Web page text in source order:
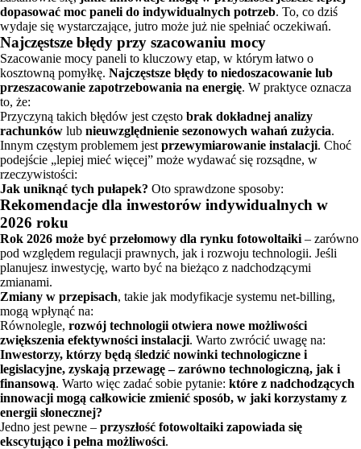
dopasować moc paneli do indywidualnych potrzeb. To, co dziś
wydaje się wystarczające, jutro może już nie spełniać oczekiwań.
Najczęstsze błędy przy szacowaniu mocy
Szacowanie mocy paneli to kluczowy etap, w którym łatwo o
kosztowną pomyłkę. Najczęstsze błędy to niedoszacowanie lub
przeszacowanie zapotrzebowania na energię. W praktyce oznacza
to, że:
Przyczyną takich błędów jest często brak dokładnej analizy
rachunków lub nieuwzględnienie sezonowych wahań zużycia.
Innym częstym problemem jest przewymiarowanie instalacji. Choć
podejście „lepiej mieć więcej” może wydawać się rozsądne, w
rzeczywistości:
Jak uniknąć tych pułapek? Oto sprawdzone sposoby:
Rekomendacje dla inwestorów indywidualnych w
2026 roku
Rok 2026 może być przełomowy dla rynku fotowoltaiki – zarówno
pod względem regulacji prawnych, jak i rozwoju technologii. Jeśli
planujesz inwestycję, warto być na bieżąco z nadchodzącymi
zmianami.
Zmiany w przepisach, takie jak modyfikacje systemu net-billing,
mogą wpłynąć na:
Równolegle, rozwój technologii otwiera nowe możliwości
zwiększenia efektywności instalacji. Warto zwrócić uwagę na:
Inwestorzy, którzy będą śledzić nowinki technologiczne i
legislacyjne, zyskają przewagę – zarówno technologiczną, jak i
finansową. Warto więc zadać sobie pytanie: które z nadchodzących
innowacji mogą całkowicie zmienić sposób, w jaki korzystamy z
energii słonecznej?
Jedno jest pewne – przyszłość fotowoltaiki zapowiada się
ekscytująco i pełna możliwości.